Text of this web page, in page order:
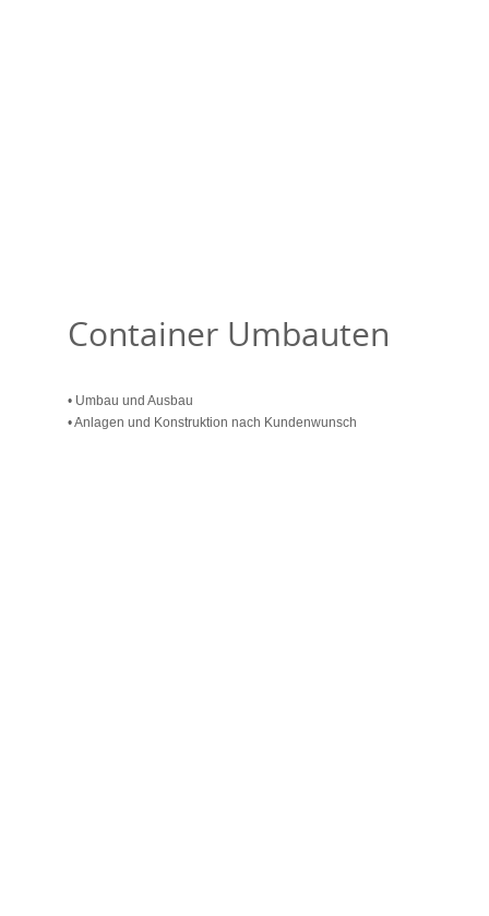
Container Umbauten
• Umbau und Ausbau
• Anlagen und Konstruktion nach Kundenwunsch